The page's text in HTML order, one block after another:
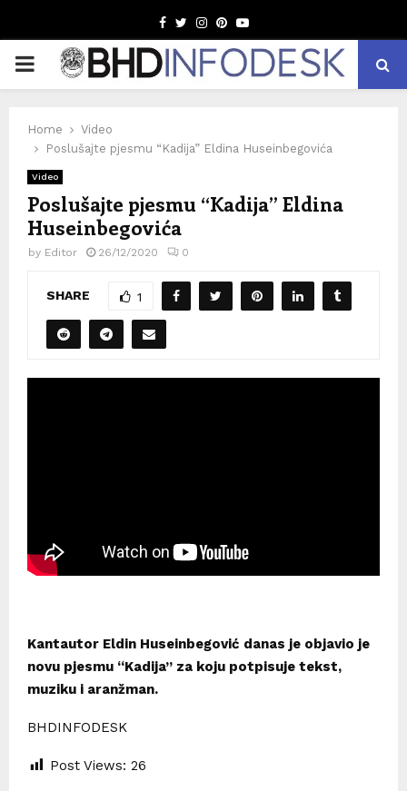
Facebook
TwitterInstagram
Pinterest
Youtube
PRIMARY
Home
Video
Poslušajte pjesmu “Kadija” Eldina Huseinbegovića
Video
Poslušajte pjesmu “Kadija” Eldina
Huseinbegovića
by Editor 26/12/2020 0
SHARE 1
Kantautor Eldin Huseinbegović danas je objavio je
novu pjesmu “Kadija” za koju potpisuje tekst,
muziku i aranžman.
BHDINFODESK
Post Views: 26